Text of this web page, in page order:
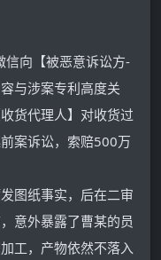
向【被恶意诉讼方-
与涉案专利高度关
货代理人】对收货过
案诉讼，索赔500万
图纸事实，后在二审
意外暴露了曹某的员
工，产物依然不落入